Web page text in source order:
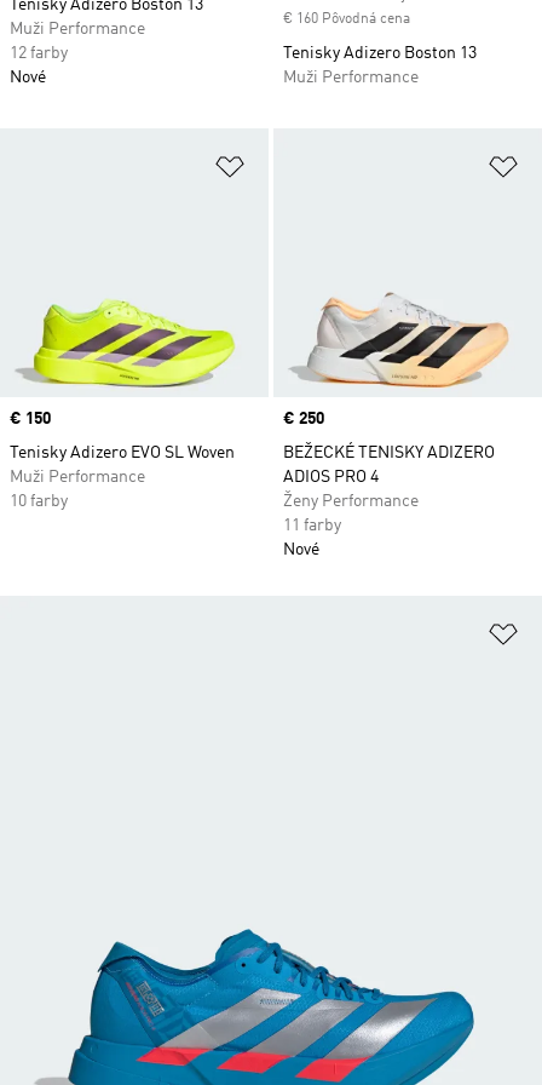
Tenisky Adizero Boston 13
Muži Performance
12 farby
Nové
€ 160 Pôvodná cena
Tenisky Adizero Boston 13
Muži Performance
Pridať do zoznamu želaných
Price
€ 150
Tenisky Adizero EVO SL Woven
Muži Performance
10 farby
Price
€ 250
BEŽECKÉ TENISKY ADIZERO
ADIOS PRO 4
Ženy Performance
11 farby
Nové